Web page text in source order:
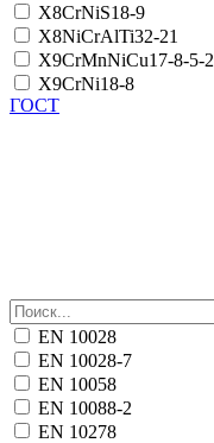
X8CrNiS18-9
X8NiCrAlTi32-21
X9CrMnNiCu17-8-5-2
X9CrNi18-8
ГОСТ
EN 10028
EN 10028-7
EN 10058
EN 10088-2
EN 10278